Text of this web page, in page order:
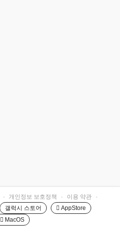
· 개인정보 보호정책 · 이용 약관
·
갤럭시 스토어
 AppStore
 MacOS